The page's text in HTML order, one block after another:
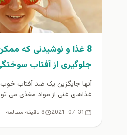
8 غذا و نوشیدنی که
جلوگیری از آفتاب
آنها جایگزین یک ضد آفتاب
غذاهای غنی از مواد مغذی می
2021-07-31 8 دقیقه مطالعه